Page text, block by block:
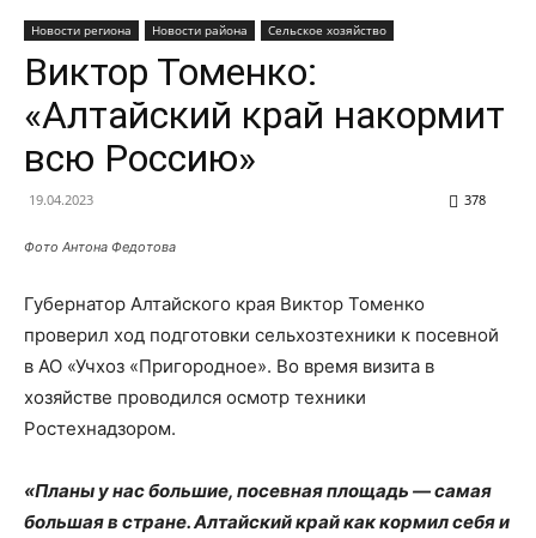
Новости региона Новости района Сельское хозяйство
Виктор Томенко:
«Алтайский край накормит
всю Россию»
19.04.2023 378
Фото Антона Федотова
Губернатор Алтайского края Виктор Томенко
проверил ход подготовки сельхозтехники к посевной
в АО «Учхоз «Пригородное». Во время визита в
хозяйстве проводился осмотр техники
Ростехнадзором.
«Планы у нас большие, посевная площадь — самая
большая в стране. Алтайский край как кормил себя и